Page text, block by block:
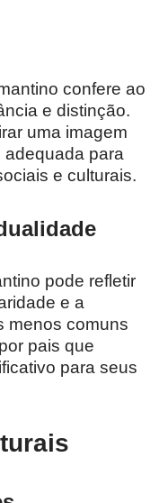
confere ao
e distinção.
uma imagem
adequada para
e culturais.
pode refletir
e a
menos comuns
pais que
para seus